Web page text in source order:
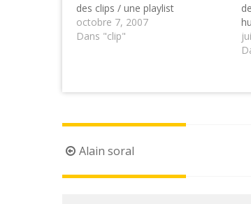
des clips / une playlist
octobre 7, 2007
Dans "clip"
Post
navigation
Alain soral